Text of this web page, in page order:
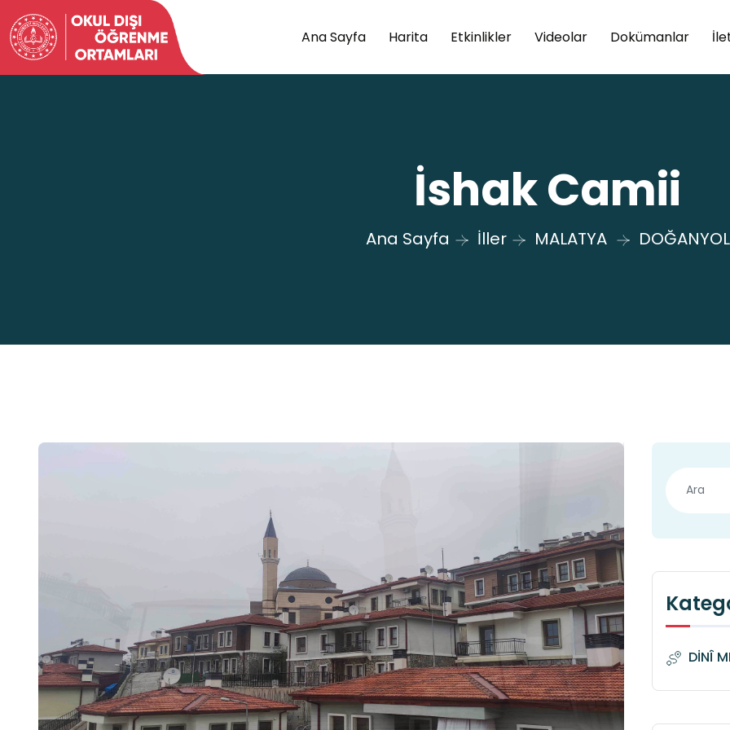
Ana Sayfa Harita Etkinlikler Videolar Dokümanlar
İshak Camii
Ana Sayfa İller MALATYA DOĞANYOL
DİNÎ